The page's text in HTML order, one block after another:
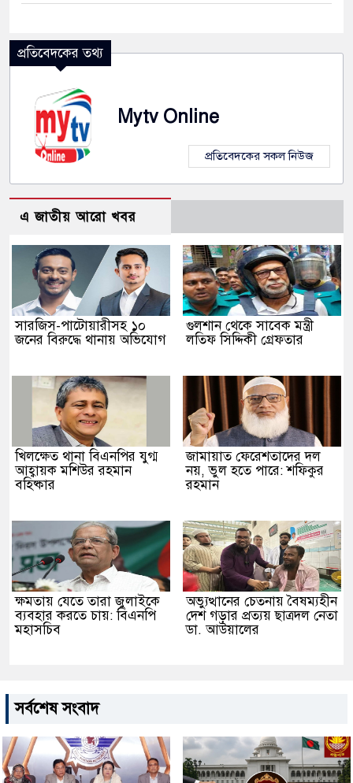
প্রতিবেদকের তথ্য
Mytv Online
প্রতিবেদকের সকল নিউজ
এ জাতীয় আরো খবর
সারজিস-পাটোয়ারীসহ ১০
জনের বিরুদ্ধে থানায় অভিযোগ
গুলশান থেকে সাবেক মন্ত্রী
লতিফ সিদ্দিকী গ্রেফতার
খিলক্ষেত থানা বিএনপির যুগ্ম
আহ্বায়ক মশিউর রহমান
বহিষ্কার
জামায়াত ফেরেশতাদের দল
নয়, ভুল হতে পারে: শফিকুর
রহমান
ক্ষমতায় যেতে তারা জুলাইকে
ব্যবহার করতে চায়: বিএনপি
মহাসচিব
অভ্যুত্থানের চেতনায় বৈষম্যহীন
দেশ গড়ার প্রত্যয় ছাত্রদল নেতা
ডা. আউয়ালের
সর্বশেষ সংবাদ